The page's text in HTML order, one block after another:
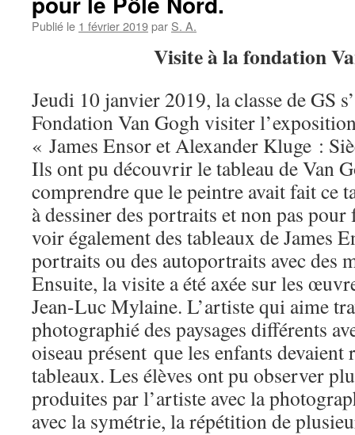
Publié le 1 février 2019par S. A.
Visite à la fondation
Jeudi 10 janvier 2019, la classe de GS
Fondation Van Gogh visiter
« James Ensor et Alexander Kluge :
Ils ont pu découvrir le tableau de Van
comprendre que le peintre avait fait ce
à dessiner des portraits et non pas
voir également des tableaux de James
portraits ou des autoportraits avec des
Ensuite, la visite a été axée sur les
Jean-Luc Mylaine. L’artiste qui aime
photographié des paysages différents
oiseau présent que les enfants devaient
tableaux. Les élèves ont pu observer
produites par l’artiste avec la
avec la symétrie, la répétition de